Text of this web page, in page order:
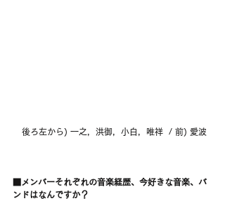
後ろ左から) 一之，洪御，小白，唯祥  / 前) 愛波
■メンバーそれぞれの音楽経歴、今好きな音楽、バ
ンドはなんですか？